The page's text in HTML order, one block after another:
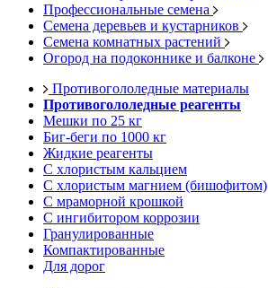
Профессиональные семена
Семена деревьев и кустарников
Семена комнатных растений
Огород на подоконнике и балконе
Противогололедные материалы
Противогололедные реагенты
Мешки по 25 кг
Биг-беги по 1000 кг
Жидкие реагенты
С хлористым кальцием
С хлористым магнием (бишофитом)
С мраморной крошкой
С ингибитором коррозии
Гранулированные
Компактированные
Для дорог